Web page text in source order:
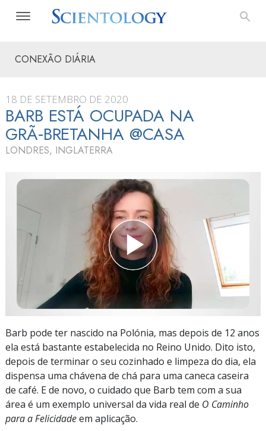
CONEXÃO DIÁRIA
18 DE SETEMBRO DE 2020
BARB ESTÁ OCUPADA NA
GRÃ‑BRETANHA @CASA
LONDRES, INGLATERRA
Barb pode ter nascido na Polónia, mas depois de 12 anos
ela está bastante estabelecida no Reino Unido. Dito isto,
depois de terminar o seu cozinhado e limpeza do dia, ela
dispensa uma chávena de chá para uma caneca caseira
de café. E de novo, o cuidado que Barb tem com a sua
área é um exemplo universal da vida real de O Caminho
para a Felicidadeem aplicação.